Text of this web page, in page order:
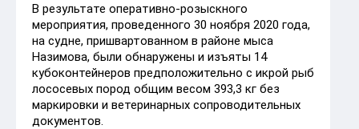
В результате оперативно-розыскного
мероприятия, проведенного 30 ноября 2020 года,
на судне, пришвартованном в районе мыса
Назимова, были обнаружены и изъяты 14
кубоконтейнеров предположительно с икрой рыб
лососевых пород общим весом 393,3 кг без
маркировки и ветеринарных сопроводительных
документов.